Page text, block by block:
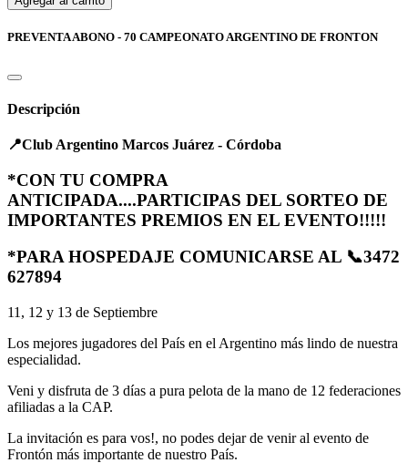
PREVENTA ABONO - 70 CAMPEONATO ARGENTINO DE FRONTON
Descripción
📍Club Argentino Marcos Juárez - Córdoba
*CON TU COMPRA
ANTICIPADA....PARTICIPAS DEL SORTEO DE
IMPORTANTES PREMIOS EN EL EVENTO!!!!!
*PARA HOSPEDAJE COMUNICARSE AL 📞3472
627894
11, 12 y 13 de Septiembre
Los mejores jugadores del País en el Argentino más lindo de nuestra
especialidad.
Veni y disfruta de 3 días a pura pelota de la mano de 12 federaciones
afiliadas a la CAP.
La invitación es para vos!, no podes dejar de venir al evento de
Frontón más importante de nuestro País.